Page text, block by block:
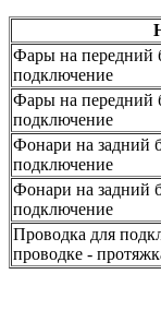
Фары на передний
подключение
Фары на передний
подключение
Фонари на задний
подключение
Фонари на задний
подключение
Проводка для
проводке -